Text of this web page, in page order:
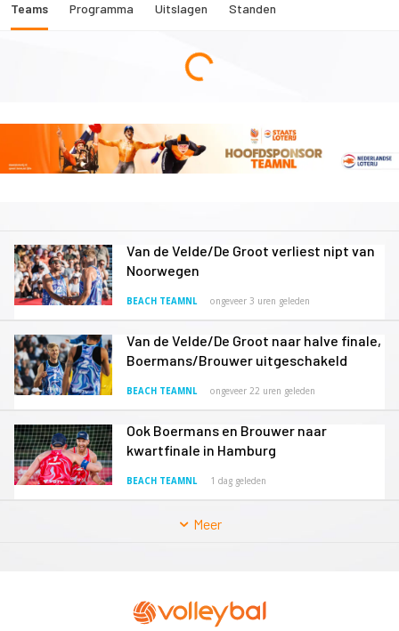
Teams Programma Uitslagen Standen
Van de Velde/De Groot verliest nipt van
Noorwegen
BEACH TEAMNL ongeveer 3 uren geleden
Van de Velde/De Groot naar halve finale,
Boermans/Brouwer uitgeschakeld
BEACH TEAMNL ongeveer 22 uren geleden
Ook Boermans en Brouwer naar
kwartfinale in Hamburg
BEACH TEAMNL 1 dag geleden
Meer